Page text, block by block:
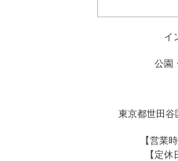
イ
公園
東京都世田
【営業
【定